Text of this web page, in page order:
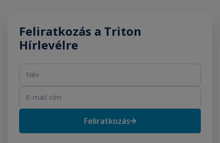
Feliratkozás a Triton
Hírlevélre
Feliratkozás